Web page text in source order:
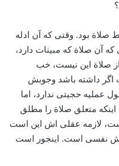
صلاة بود. وقتی که آن ادله
آن صلاة که مبینات دارد،
از صلاة این نیست، خب
داشته باشد وجوبش
حجیتی ندارد، اما
متعلق صلاة‌ را مطلق
لازمه عقلی اش این است
نفسی است. اینجور است